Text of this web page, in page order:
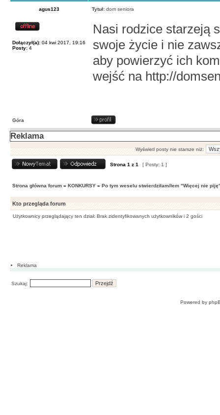
agus123 Tytuł: dom seniora
Dołączył(a): 04 kwi 2017, 19:16
Posty: 4
Nasi rodzice starzeją
swoje życie i nie
aby powierzyć ich
wejść na http://
Góra
Reklama
Wyświetl posty nie starsze niż:
Strona 1 z 1 [ Posty: 1 ]
Strona główna forum » KONKURSY » Po tym weselu stwierdziłam/łem "Więcej nie
Kto przegląda forum
Użytkownicy przeglądający ten dział: Brak zidentyfikowanych użytkowników i 2 gości
Reklama
Szukaj:
Powered by